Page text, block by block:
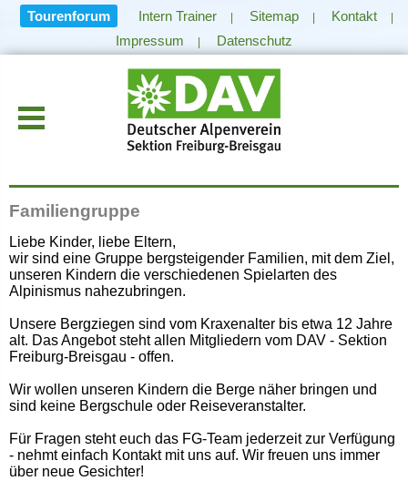
Tourenforum Intern Trainer Sitemap Kontakt
Impressum Datenschutz
Familiengruppe
Liebe Kinder, liebe Eltern,
wir sind eine Gruppe bergsteigender Familien, mit dem Ziel,
unseren Kindern die verschiedenen Spielarten des
Alpinismus nahezubringen.
Unsere Bergziegen sind vom Kraxenalter bis etwa 12 Jahre
alt. Das Angebot steht allen Mitgliedern vom DAV - Sektion
Freiburg-Breisgau - offen.
Wir wollen unseren Kindern die Berge näher bringen und
sind keine Bergschule oder Reiseveranstalter.
Für Fragen steht euch das FG-Team jederzeit zur Verfügung
- nehmt einfach Kontakt mit uns auf. Wir freuen uns immer
über neue Gesichter!